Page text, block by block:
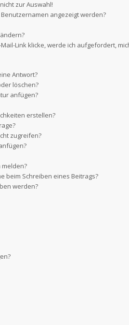
zur Auswahl!
angezeigt werden?
Link klicke, werde ich aufgefordert,
Antwort?
löschen?
anfügen?
erstellen?
zugreifen?
beim Schreiben eines Beitrags?
werden?